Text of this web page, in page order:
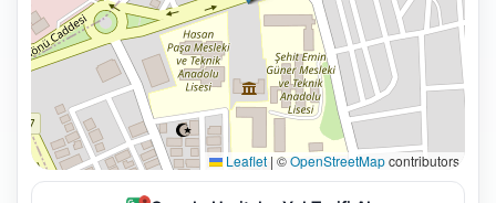
Leaflet | ©OpenStreetMapcontributors